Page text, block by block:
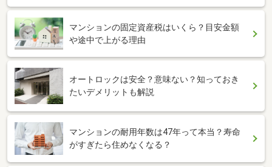
マンションの固定資産税はいくら？目安金額
や途中で上がる理由
オートロックは安全？意味ない？知っておき
たいデメリットも解説
マンションの耐用年数は47年って本当？寿命
がすぎたら住めなくなる？